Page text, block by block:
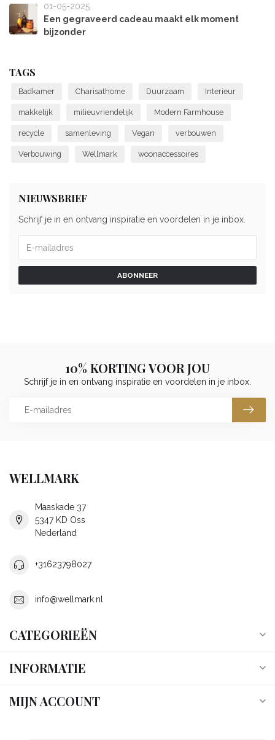
01-05-2025
Een gegraveerd cadeau maakt elk moment
bijzonder
TAGS
Badkamer Charisathome Duurzaam Interieur
makkelijk milieuvriendelijk Modern Farmhouse
recycle samenleving Vegan verbouwen
Verbouwing Wellmark woonaccessoires
NIEUWSBRIEF
Schrijf je in en ontvang inspiratie en voordelen in je inbox.
ABONNEER
10% KORTING VOOR JOU
Schrijf je in en ontvang inspiratie en voordelen in je inbox.
WELLMARK
Maaskade 37
5347 KD Oss
Nederland
+31623798027
info@wellmark.nl
CATEGORIEËN
INFORMATIE
MIJN ACCOUNT